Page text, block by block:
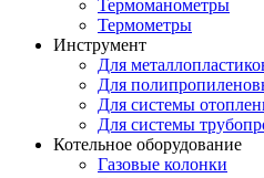
Термоманометры
Термометры
Инструмент
Для
Для
Для системы
Для системы
Котельное оборудование
Газовые колонки